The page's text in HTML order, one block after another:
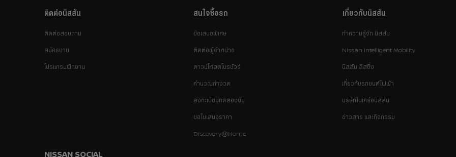
ติดต่อนิสสัน
ติดต่อสอบถาม
สมัครงาน
โปรแกรมฝึกงาน
สนใจซื้อรถ
ข้อเสนอพิเศษ
ติดต่อผู้จำหน่าย
ดาวน์โหลดโบรชัวร์
คำนวณค่างวด
ลงทะเบียนทดลองขับ
ขอใบเสนอราคา
Discovery@Home
เกี่ยวกับนิสสัน
ทำความรู้จัก นิสสัน
Nissan Intelligent Mobility
นิสสัน ลีสซิ่ง
เกี่ยวกับรถยนต์ไฟฟ้า
บริษัทในเครือนิสสัน
ข่าวสาร และกิจกรรม
NISSAN SOCIAL